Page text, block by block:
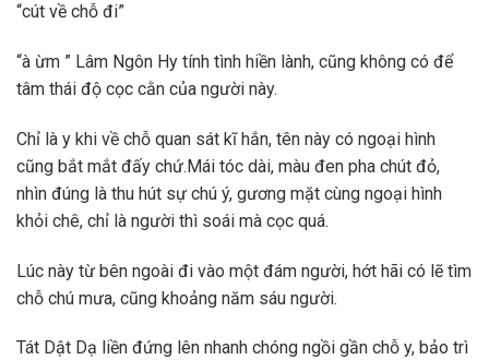
“cút về chỗ đi”
“à ừm ” Lâm Ngôn Hy tính tình hiền lành, cũng không có để
tâm thái độ cọc cằn của người này.
Chỉ là y khi về chỗ quan sát kĩ hắn, tên này có ngoại hình
cũng bắt mắt đấy chứ.Mái tóc dài, màu đen pha chút đỏ,
nhìn đúng là thu hút sự chú ý, gương mặt cùng ngoại hình
khỏi chê, chỉ là người thì soái mà cọc quá.
Lúc này từ bên ngoài đi vào một đám người, hớt hãi có lẽ tìm
chỗ chú mưa, cũng khoảng năm sáu người.
Tát Dật Dạ liền đứng lên nhanh chóng ngồi gần chỗ y, bảo trì